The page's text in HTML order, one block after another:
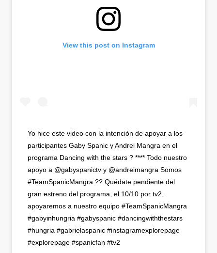
View this post on Instagram
Yo hice este video con la intención de apoyar a los
participantes Gaby Spanic y Andrei Mangra en el
programa Dancing with the stars ? **** Todo nuestro
apoyo a @gabyspanictv y @andreimangra Somos
#TeamSpanicMangra ?? Quédate pendiente del
gran estreno del programa, el 10/10 por tv2,
apoyaremos a nuestro equipo #TeamSpanicMangra
#gabyinhungria #gabyspanic #dancingwiththestars
#hungria #gabrielaspanic #instagramexplorepage
#explorepage #spanicfan #tv2